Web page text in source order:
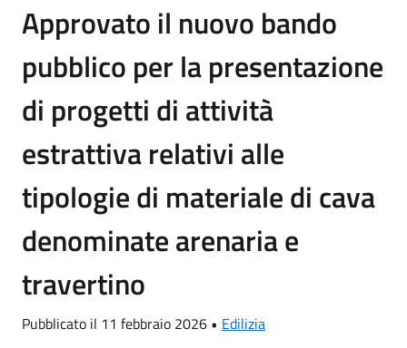
Approvato il nuovo bando
pubblico per la presentazione
di progetti di attività
estrattiva relativi alle
tipologie di materiale di cava
denominate arenaria e
travertino
Pubblicato il 11 febbraio 2026 • Edilizia